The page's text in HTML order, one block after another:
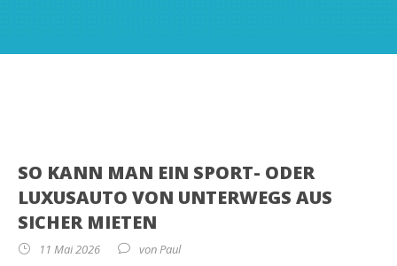
SO KANN MAN EIN SPORT- ODER
LUXUSAUTO VON UNTERWEGS AUS
SICHER MIETEN
11 Mai 2026 vonPaul